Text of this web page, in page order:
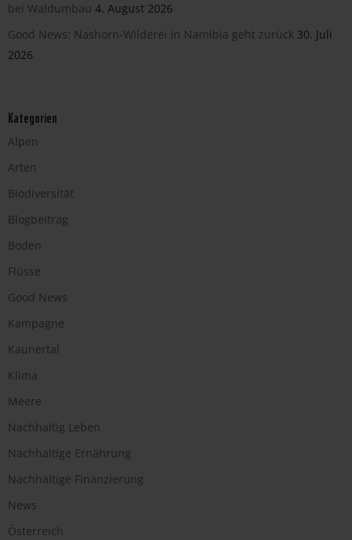
bei Waldumbau 4. August 2026
Good News: Nashorn-Wilderei in Namibia geht zurück 30. Juli
2026
Kategorien
Alpen
Arten
Biodiversität
Blogbeitrag
Boden
Flüsse
Good News
Kampagne
Kaunertal
Klima
Meere
Nachhaltig Leben
Nachhaltige Ernährung
Nachhaltige Finanzierung
News
Österreich